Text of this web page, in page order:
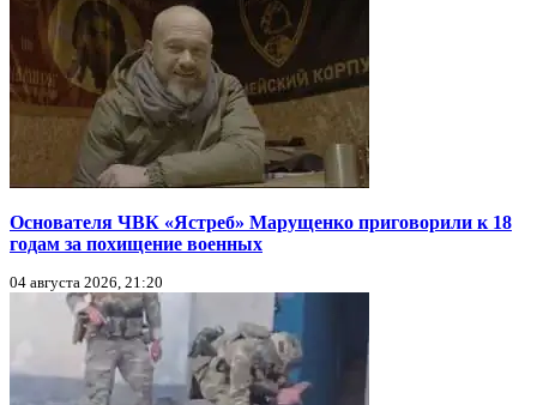
Основателя ЧВК «Ястреб» Марущенко приговорили к 18
годам за похищение военных
04 августа 2026, 21:20